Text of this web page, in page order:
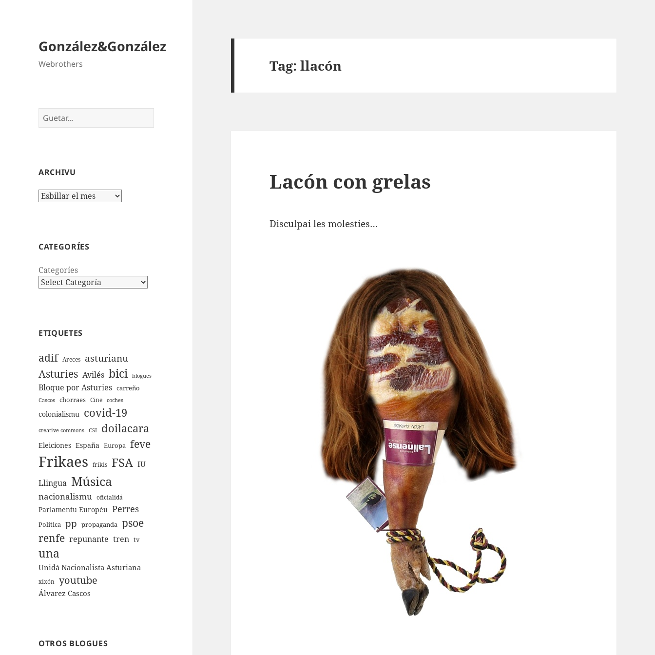
González&González
Webrothers
Guetar
ARCHIVU
Archivos
CATEGORÍES
Categoríes
ETIQUETES
adif Areces asturianu
Asturies Avilés bici blogues
Bloque por Asturies carreño
Cascos chorraes Cine coches
colonialismu covid-19
creative commons CSI doilacara
Eleiciones España Europa feve
Frikaes frikis FSA IU
Llingua Música
nacionalismu oficialidá
Parlamentu Européu Perres
Política pp propaganda psoe
renfe repunante tren tv
una
Unidá Nacionalista Asturiana
xixón youtube
Álvarez Cascos
OTROS BLOGUES
Tag:llacón
Lacón con grelas
Disculpai les molesties…